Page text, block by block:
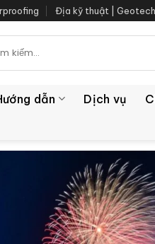
Địa kỹ thuật |
dẫn Dịch vụ